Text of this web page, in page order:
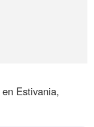
en Estivania,